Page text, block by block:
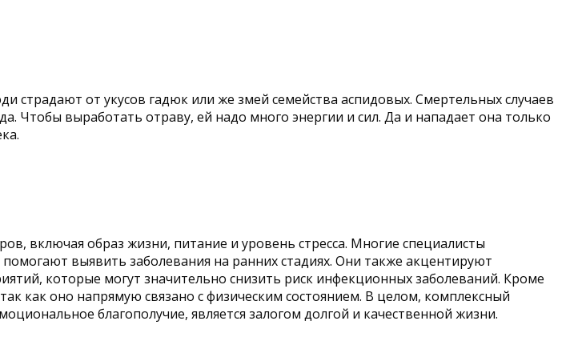
страдают от укусов гадюк или же змей семейства аспидовых. Смертельных случаев
Чтобы выработать отраву, ей надо много энергии и сил. Да и нападает она только
включая образ жизни, питание и уровень стресса. Многие специалисты
выявить заболевания на ранних стадиях. Они также акцентируют
которые могут значительно снизить риск инфекционных заболеваний. Кроме
как оно напрямую связано с физическим состоянием. В целом, комплексный
благополучие, является залогом долгой и качественной жизни.